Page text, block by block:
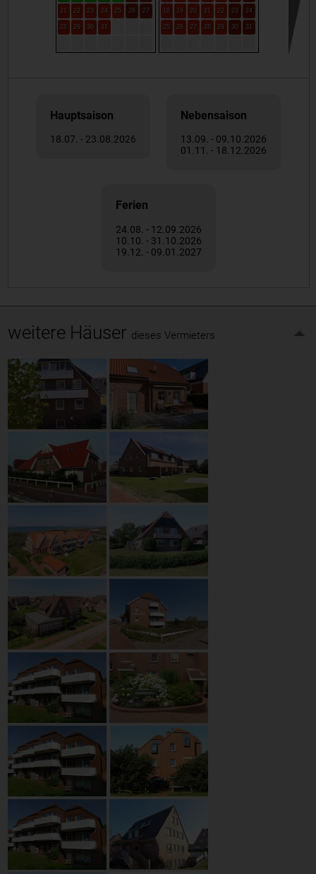
21 22 23 24 25 26 27
28 29 30 31
18 19 20 21 22 23 24
25 26 27 28 29 30 31
Hauptsaison
18.07. - 23.08.2026
Nebensaison
13.09. - 09.10.2026
01.11. - 18.12.2026
Ferien
24.08. - 12.09.2026
10.10. - 31.10.2026
19.12. - 09.01.2027
weitere Häuser dieses Vermieters